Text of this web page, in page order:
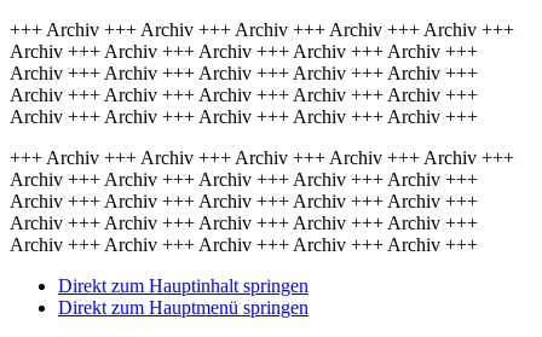
+++ Archiv +++ Archiv +++ Archiv +++ Archiv +++ Archiv +++
Archiv +++ Archiv +++ Archiv +++ Archiv +++ Archiv +++
Archiv +++ Archiv +++ Archiv +++ Archiv +++ Archiv +++
Archiv +++ Archiv +++ Archiv +++ Archiv +++ Archiv +++
Archiv +++ Archiv +++ Archiv +++ Archiv +++ Archiv +++
+++ Archiv +++ Archiv +++ Archiv +++ Archiv +++ Archiv +++
Archiv +++ Archiv +++ Archiv +++ Archiv +++ Archiv +++
Archiv +++ Archiv +++ Archiv +++ Archiv +++ Archiv +++
Archiv +++ Archiv +++ Archiv +++ Archiv +++ Archiv +++
Archiv +++ Archiv +++ Archiv +++ Archiv +++ Archiv +++
Direkt zum Hauptinhalt springen
Direkt zum Hauptmenü springen